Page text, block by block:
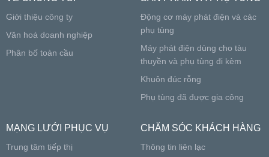
Giới thiệu công ty
Văn hoá doanh nghiệp
Phân bố toàn cầu
Động cơ máy phát điện và các
phụ tùng
Máy phát điện dùng cho tàu
thuyền và phụ tùng đi kèm
Khuôn đúc rỗng
Phụ tùng đã được gia công
MẠNG LƯỚI PHỤC VỤ
Trung tâm tiếp thị
CHĂM SÓC KHÁCH HÀNG
Thông tin liên lạc